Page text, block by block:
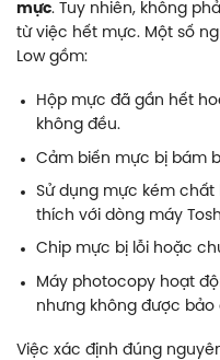
mực. Tuy nhiên, không
từ việc hết mực. Một số
Low gồm:
Hộp mực đã gần hết
không đều.
Cảm biến mực bị bám
Sử dụng mực kém
thích với dòng máy
Chip mực bị lỗi hoặc
Máy photocopy hoạt
nhưng không được bảo
Việc xác định đúng